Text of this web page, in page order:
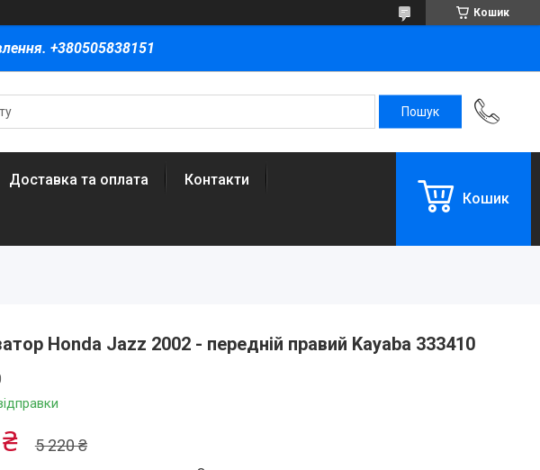
Кошик
+380505838151
Доставка та оплата Контакти
Кошик
Honda Jazz 2002 - передній правий Kayaba 333410
5 220 ₴